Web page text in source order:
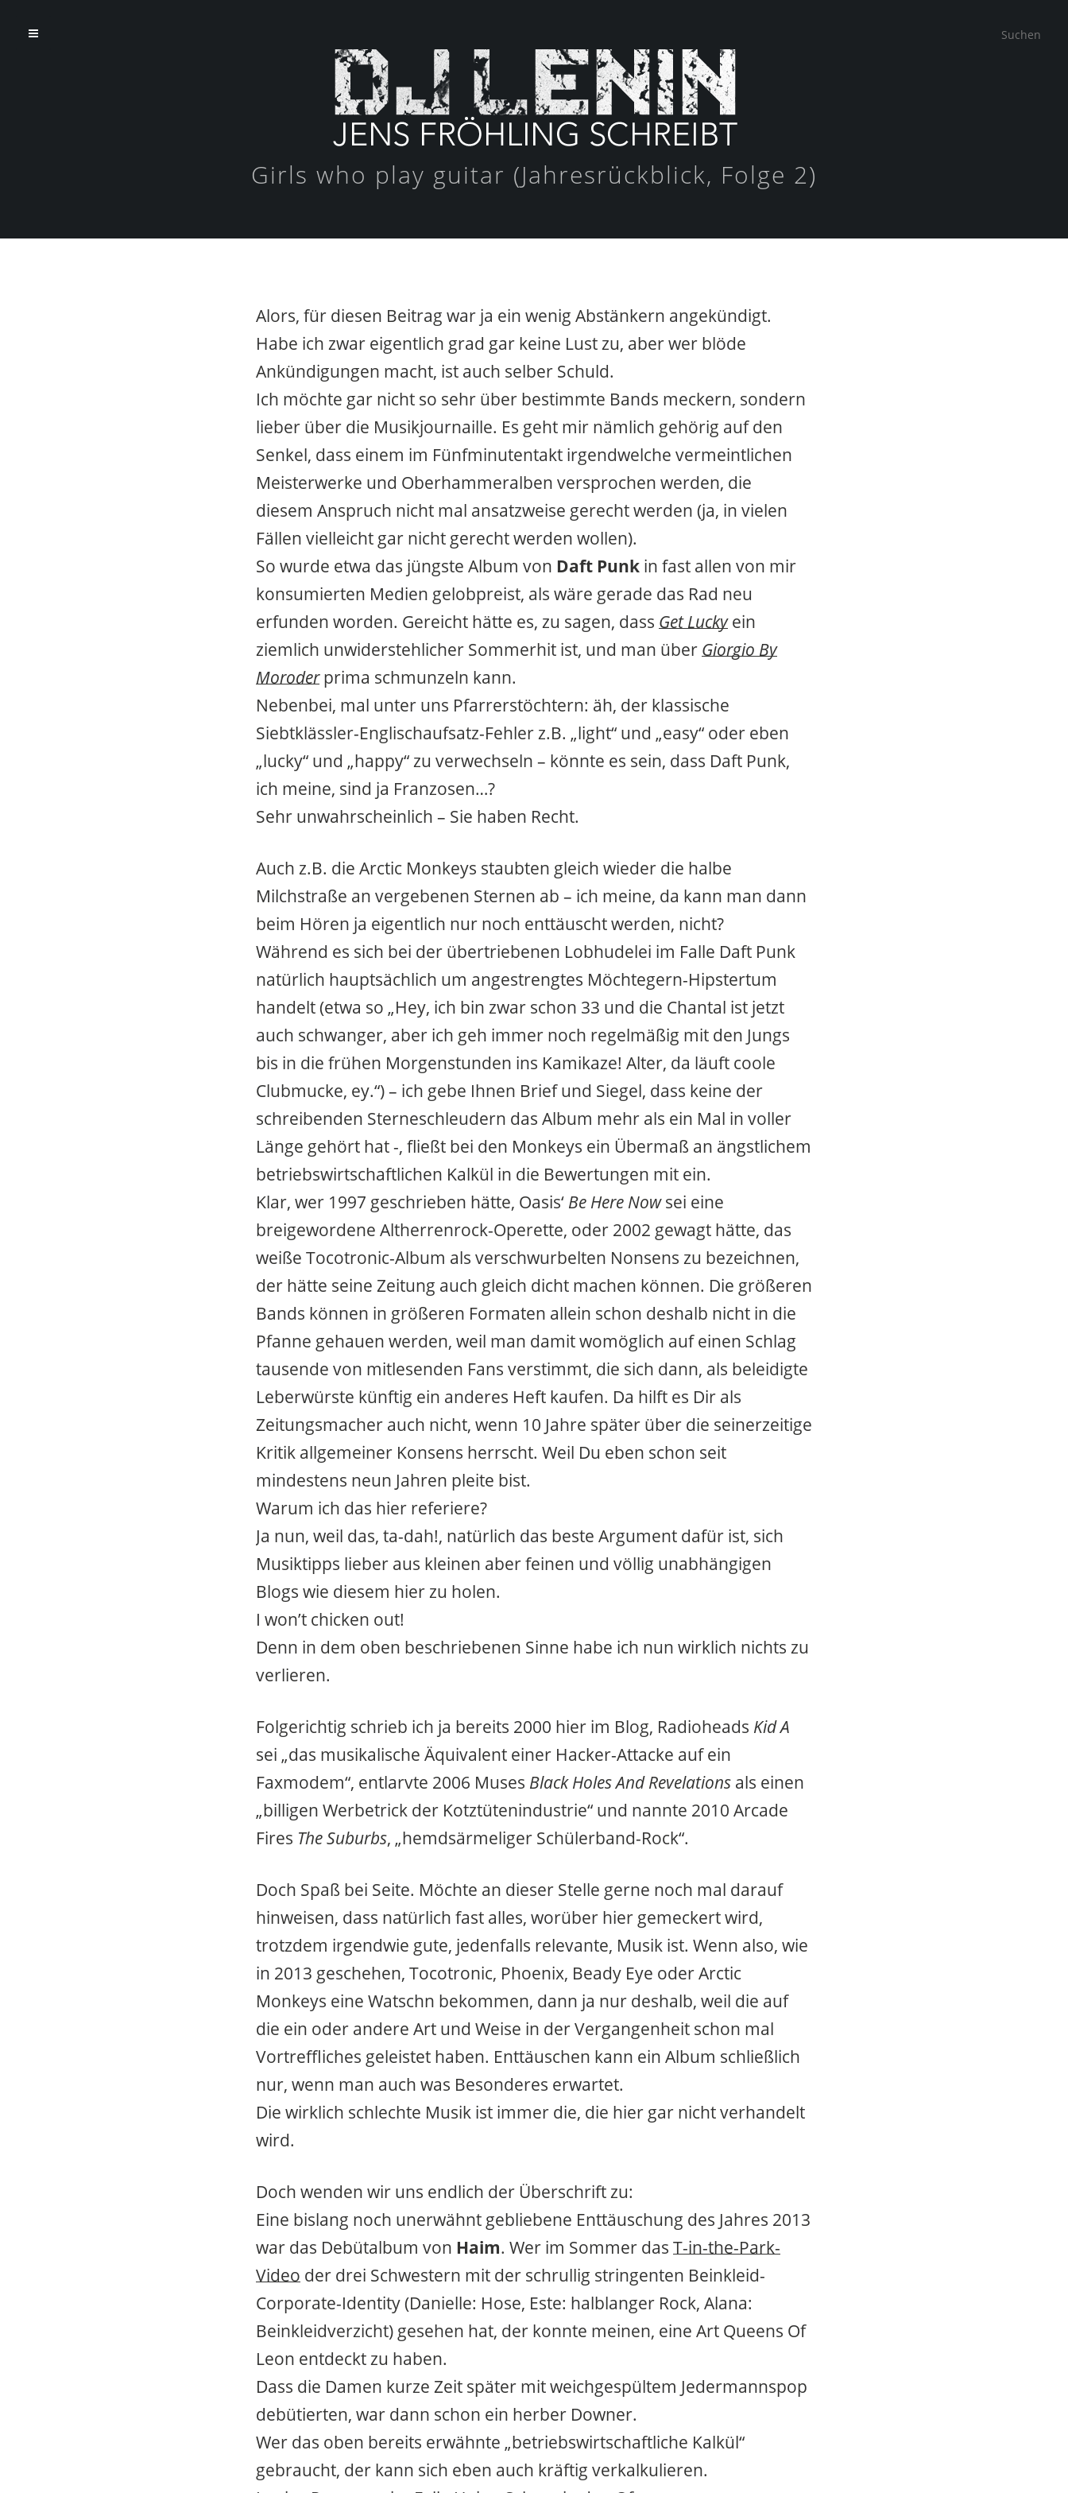
Girls who play guitar (Jahresrückblick, Folge 2)
Alors, für diesen Beitrag war ja ein wenig Abstänkern angekündigt.
Habe ich zwar eigentlich grad gar keine Lust zu, aber wer blöde
Ankündigungen macht, ist auch selber Schuld.
Ich möchte gar nicht so sehr über bestimmte Bands meckern, sondern
lieber über die Musikjournaille. Es geht mir nämlich gehörig auf den
Senkel, dass einem im Fünfminutentakt irgendwelche vermeintlichen
Meisterwerke und Oberhammeralben versprochen werden, die
diesem Anspruch nicht mal ansatzweise gerecht werden (ja, in vielen
Fällen vielleicht gar nicht gerecht werden wollen).
So wurde etwa das jüngste Album von Daft Punk in fast allen von mir
konsumierten Medien gelobpreist, als wäre gerade das Rad neu
erfunden worden. Gereicht hätte es, zu sagen, dass Get Luckyein
ziemlich unwiderstehlicher Sommerhit ist, und man über Giorgio By
Moroderprima schmunzeln kann.
Nebenbei, mal unter uns Pfarrerstöchtern: äh, der klassische
Siebtklässler-Englischaufsatz-Fehler z.B. „light“ und „easy“ oder eben
„lucky“ und „happy“ zu verwechseln – könnte es sein, dass Daft Punk,
ich meine, sind ja Franzosen…?
Sehr unwahrscheinlich – Sie haben Recht.
Auch z.B. die Arctic Monkeys staubten gleich wieder die halbe
Milchstraße an vergebenen Sternen ab – ich meine, da kann man dann
beim Hören ja eigentlich nur noch enttäuscht werden, nicht?
Während es sich bei der übertriebenen Lobhudelei im Falle Daft Punk
natürlich hauptsächlich um angestrengtes Möchtegern-Hipstertum
handelt (etwa so „Hey, ich bin zwar schon 33 und die Chantal ist jetzt
auch schwanger, aber ich geh immer noch regelmäßig mit den Jungs
bis in die frühen Morgenstunden ins Kamikaze! Alter, da läuft coole
Clubmucke, ey.“) – ich gebe Ihnen Brief und Siegel, dass keine der
schreibenden Sterneschleudern das Album mehr als ein Mal in voller
Länge gehört hat -, fließt bei den Monkeys ein Übermaß an ängstlichem
betriebswirtschaftlichen Kalkül in die Bewertungen mit ein.
Klar, wer 1997 geschrieben hätte, Oasis‘ Be Here Nowsei eine
breigewordene Altherrenrock-Operette, oder 2002 gewagt hätte, das
weiße Tocotronic-Album als verschwurbelten Nonsens zu bezeichnen,
der hätte seine Zeitung auch gleich dicht machen können. Die größeren
Bands können in größeren Formaten allein schon deshalb nicht in die
Pfanne gehauen werden, weil man damit womöglich auf einen Schlag
tausende von mitlesenden Fans verstimmt, die sich dann, als beleidigte
Leberwürste künftig ein anderes Heft kaufen. Da hilft es Dir als
Zeitungsmacher auch nicht, wenn 10 Jahre später über die seinerzeitige
Kritik allgemeiner Konsens herrscht. Weil Du eben schon seit
mindestens neun Jahren pleite bist.
Warum ich das hier referiere?
Ja nun, weil das, ta-dah!, natürlich das beste Argument dafür ist, sich
Musiktipps lieber aus kleinen aber feinen und völlig unabhängigen
Blogs wie diesem hier zu holen.
I won’t chicken out!
Denn in dem oben beschriebenen Sinne habe ich nun wirklich nichts zu
verlieren.
Folgerichtig schrieb ich ja bereits 2000 hier im Blog, Radioheads Kid A
sei „das musikalische Äquivalent einer Hacker-Attacke auf ein
Faxmodem“, entlarvte 2006 Muses Black Holes And Revelations als einen
„billigen Werbetrick der Kotztütenindustrie“ und nannte 2010 Arcade
Fires The Suburbs, „hemdsärmeliger Schülerband-Rock“.
Doch Spaß bei Seite. Möchte an dieser Stelle gerne noch mal darauf
hinweisen, dass natürlich fast alles, worüber hier gemeckert wird,
trotzdem irgendwie gute, jedenfalls relevante, Musik ist. Wenn also, wie
in 2013 geschehen, Tocotronic, Phoenix, Beady Eye oder Arctic
Monkeys eine Watschn bekommen, dann ja nur deshalb, weil die auf
die ein oder andere Art und Weise in der Vergangenheit schon mal
Vortreffliches geleistet haben. Enttäuschen kann ein Album schließlich
nur, wenn man auch was Besonderes erwartet.
Die wirklich schlechte Musik ist immer die, die hier gar nicht verhandelt
wird.
Doch wenden wir uns endlich der Überschrift zu:
Eine bislang noch unerwähnt gebliebene Enttäuschung des Jahres 2013
war das Debütalbum von Haim. Wer im Sommer das T-in-the-Park-
Video der drei Schwestern mit der schrullig stringenten Beinkleid-
Corporate-Identity (Danielle: Hose, Este: halblanger Rock, Alana:
Beinkleidverzicht) gesehen hat, der konnte meinen, eine Art Queens Of
Leon entdeckt zu haben.
Dass die Damen kurze Zeit später mit weichgespültem Jedermannspop
debütierten, war dann schon ein herber Downer.
Wer das oben bereits erwähnte „betriebswirtschaftliche Kalkül“
gebraucht, der kann sich eben auch kräftig verkalkulieren.